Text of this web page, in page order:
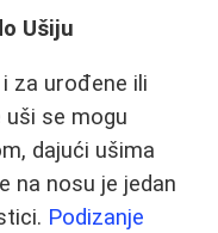
Ušiju
za urođene ili
se mogu
dajući ušima
na nosu je jedan
Podizanje